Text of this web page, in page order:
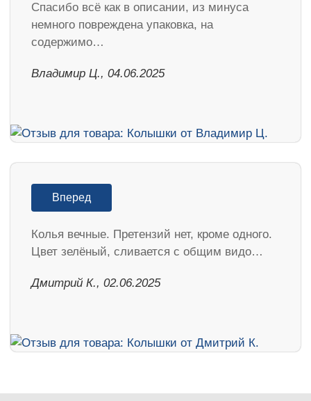
Спасибо всё как в описании, из минуса
немного повреждена упаковка, на
содержимо…
Владимир Ц., 04.06.2025
Вперед
Колья вечные. Претензий нет, кроме одного.
Цвет зелёный, сливается с общим видо…
Дмитрий К., 02.06.2025